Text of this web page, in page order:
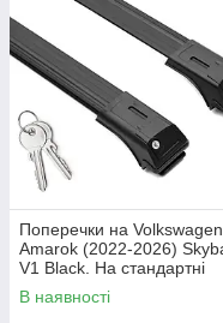
Поперечки на Volkswagen
Amarok (2022-2026)
V1 Black. На стандартні
рейлінги. Замок на ключах.
Чорні
В наявності